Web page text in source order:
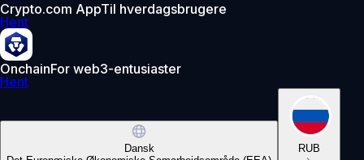
Crypto.com AppTil hverdagsbrugere
Hent
OnchainFor web3-entusiaster
Hent
Dansk
RUB